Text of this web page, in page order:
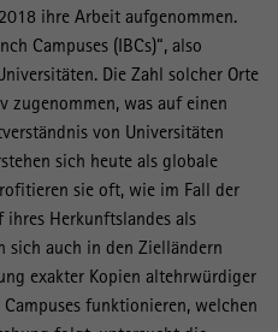
ihre Arbeit aufgenommen.
Campuses (IBCs)“, also
Die Zahl solcher Orte
zugenommen, was auf einen
von Universitäten
sich heute als globale
sie oft, wie im Fall der
Herkunftslandes als
sich auch in den Zielländern
exakter Kopien altehrwürdiger
funktionieren, welchen